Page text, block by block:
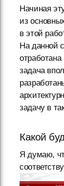
Начиная
из
в этой
На данной
задача
задачу в
Какой
Я думаю,